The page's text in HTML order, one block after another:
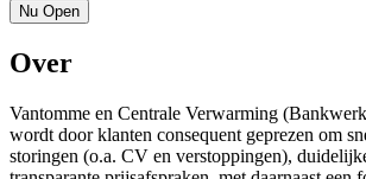
Nu Open
Over
Vantomme en Centrale Verwarming
wordt door klanten consequent geprezen om
storingen (o.a. CV en verstoppingen),